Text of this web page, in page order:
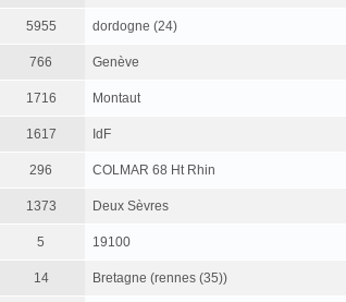
5955 dordogne (24)
766 Genève
1716 Montaut
1617 IdF
296 COLMAR 68 Ht Rhin
1373 Deux Sèvres
5 19100
14 Bretagne (rennes (35))